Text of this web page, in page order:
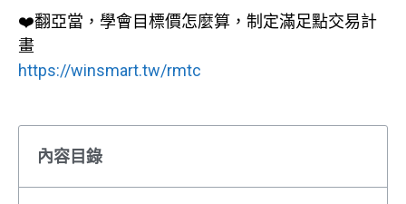
❤️翻亞當，學會目標價怎麼算，制定滿足點交易計
畫
https://winsmart.tw/rmtc
內容目錄